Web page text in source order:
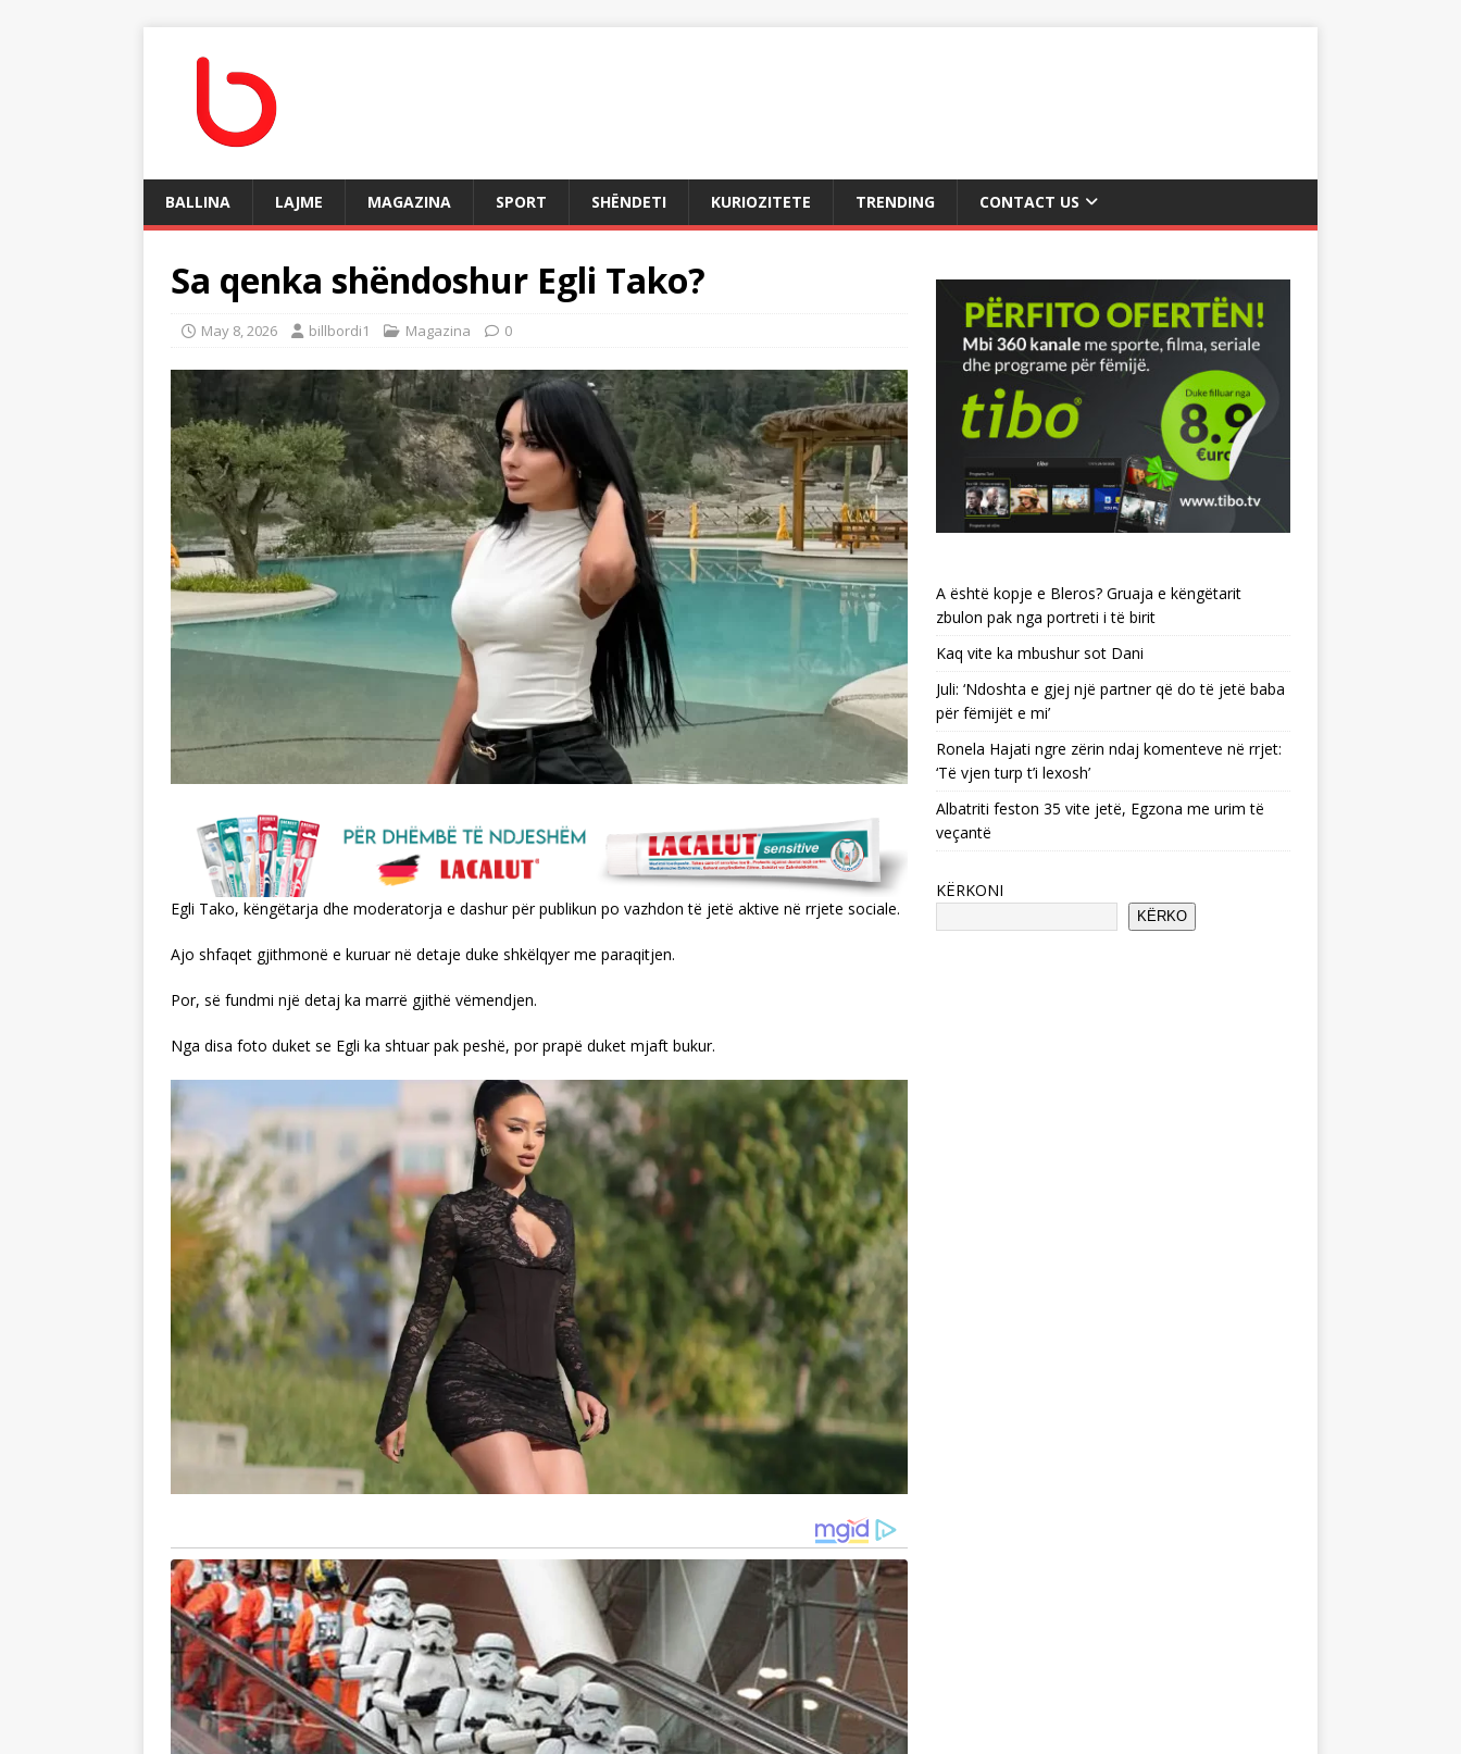
BALLINA LAJME MAGAZINA SPORT SHËNDETI KURIOZITETE TRENDING CONTACT US
Sa qenka shëndoshur Egli Tako?
May 8, 2026 billbordi1 Magazina 0
Egli Tako, këngëtarja dhe moderatorja e dashur për publikun po vazhdon të jetë aktive në rrjete sociale.
Ajo shfaqet gjithmonë e kuruar në detaje duke shkëlqyer me paraqitjen.
Por, së fundmi një detaj ka marrë gjithë vëmendjen.
Nga disa foto duket se Egli ka shtuar pak peshë, por prapë duket mjaft bukur.
A është kopje e Bleros? Gruaja e këngëtarit
zbulon pak nga portreti i të birit
Kaq vite ka mbushur sot Dani
Juli: ‘Ndoshta e gjej një partner që do të jetë baba
për fëmijët e mi’
Ronela Hajati ngre zërin ndaj komenteve në rrjet:
‘Të vjen turp t’i lexosh’
Albatriti feston 35 vite jetë, Egzona me urim të
veçantë
KËRKONI
KËRKO